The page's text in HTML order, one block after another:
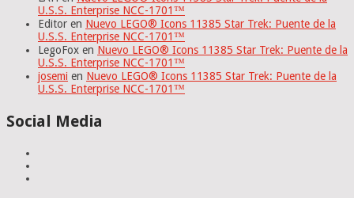
U.S.S. Enterprise NCC-1701™
Editor en Nuevo LEGO® Icons 11385 Star Trek: Puente de la
U.S.S. Enterprise NCC-1701™
LegoFox en Nuevo LEGO® Icons 11385 Star Trek: Puente de la
U.S.S. Enterprise NCC-1701™
josemi en Nuevo LEGO® Icons 11385 Star Trek: Puente de la
U.S.S. Enterprise NCC-1701™
Social Media